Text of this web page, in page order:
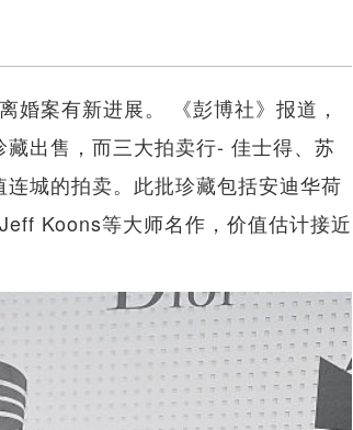
案有新进展。 《彭博社》报道，
出售，而三大拍卖行- 佳士得、苏
城的拍卖。此批珍藏包括安迪华荷
Koons等大师名作，价值估计接近